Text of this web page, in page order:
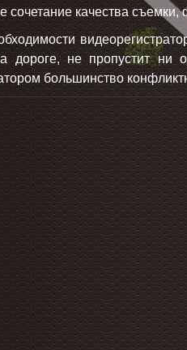
сочетание качества съемки,
дороге, не пропустит ни
большинство